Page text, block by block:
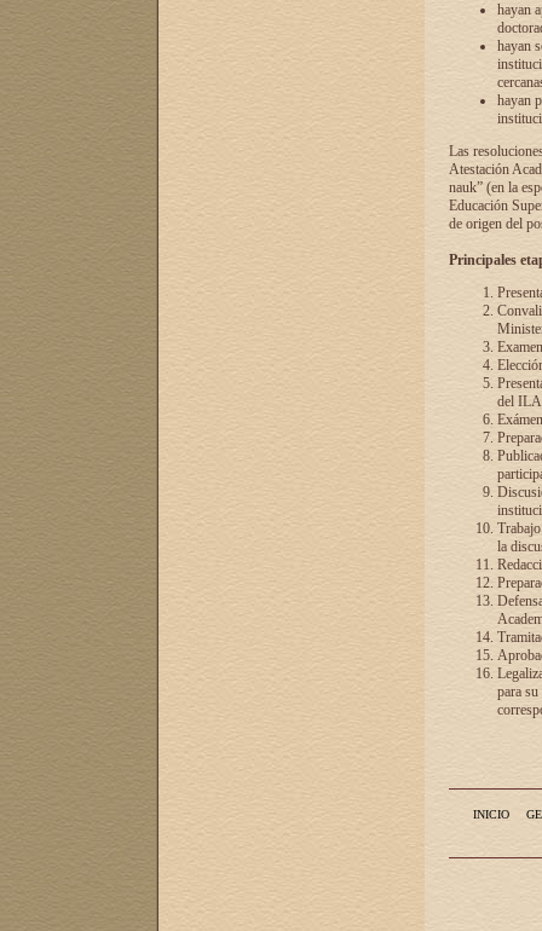
hayan
hayan
hayan
Las
Atestación
nauk” (en la
Educación
de origen del
Principales
del
la
para
INICIO